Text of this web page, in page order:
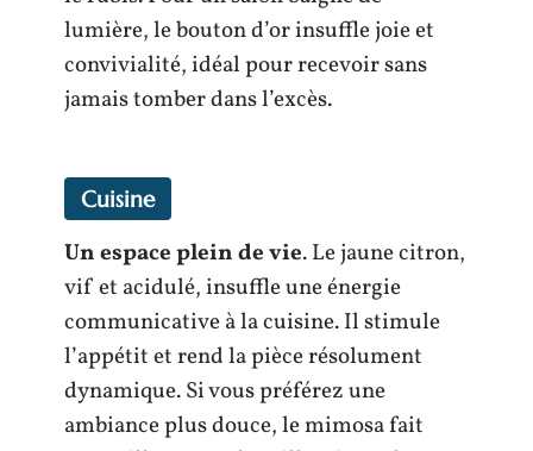
lumière, le bouton d’or insuffle joie et
convivialité, idéal pour recevoir sans
jamais tomber dans l’excès.
Cuisine
Un espace plein de vie. Le jaune citron,
vif et acidulé, insuffle une énergie
communicative à la cuisine. Il stimule
l’appétit et rend la pièce résolument
dynamique. Si vous préférez une
ambiance plus douce, le mimosa fait